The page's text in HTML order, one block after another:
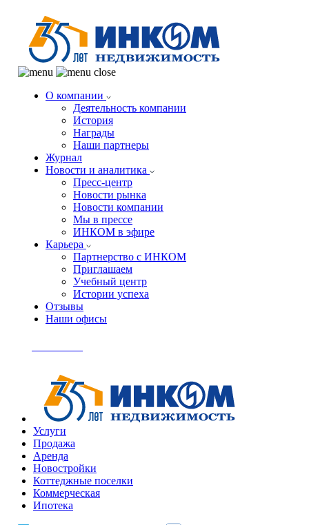
О компании
Деятельность компании
История
Награды
Наши партнеры
Журнал
Новости и аналитика
Пресс-центр
Новости рынка
Новости компании
Мы в прессе
ИНКОМ в эфире
Карьера
Партнерство с ИНКОМ
Приглашаем
Учебный центр
Истории успеха
Отзывы
Наши офисы
Услуги
Продажа
Аренда
Новостройки
Коттеджные поселки
Коммерческая
Ипотека